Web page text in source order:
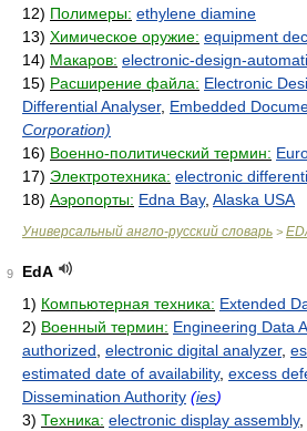
12) Полимеры: ethylene diamine
13) Химическое оружие: equipment
14) Макаров: electronic-design-
15) Расширение файла: Electronic
Differential Analyser, Embedded
Corporation)
16) Военно-политический термин:
17) Электротехника: electronic
18) Аэропорты: Edna Bay, Alaska USA
Универсальный англо-русский словарь >
9
EdA
1) Компьютерная техника: Extended
2) Военный термин: Engineering Data
authorized electronic digital analyzer,
estimated date of availability, excess
Dissemination Authority (ies)
3) Техника: electronic display assembly,